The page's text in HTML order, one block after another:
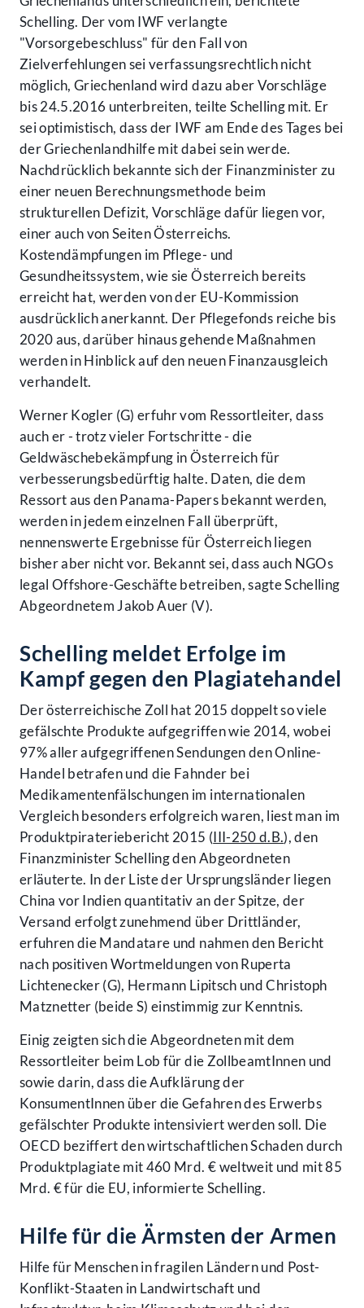
Schelling. Der vom IWF verlangte
"Vorsorgebeschluss" für den Fall von
Zielverfehlungen sei verfassungsrechtlich nicht
möglich, Griechenland wird dazu aber Vorschläge
bis 24.5.2016 unterbreiten, teilte Schelling mit. Er
sei optimistisch, dass der IWF am Ende des Tages bei
der Griechenlandhilfe mit dabei sein werde.
Nachdrücklich bekannte sich der Finanzminister zu
einer neuen Berechnungsmethode beim
strukturellen Defizit, Vorschläge dafür liegen vor,
einer auch von Seiten Österreichs.
Kostendämpfungen im Pflege- und
Gesundheitssystem, wie sie Österreich bereits
erreicht hat, werden von der EU-Kommission
ausdrücklich anerkannt. Der Pflegefonds reiche bis
2020 aus, darüber hinaus gehende Maßnahmen
werden in Hinblick auf den neuen Finanzausgleich
verhandelt.
Werner Kogler (G) erfuhr vom Ressortleiter, dass
auch er - trotz vieler Fortschritte - die
Geldwäschebekämpfung in Österreich für
verbesserungsbedürftig halte. Daten, die dem
Ressort aus den Panama-Papers bekannt werden,
werden in jedem einzelnen Fall überprüft,
nennenswerte Ergebnisse für Österreich liegen
bisher aber nicht vor. Bekannt sei, dass auch NGOs
legal Offshore-Geschäfte betreiben, sagte Schelling
Abgeordnetem Jakob Auer (V).
Schelling meldet Erfolge im
Kampf gegen den Plagiatehandel
Der österreichische Zoll hat 2015 doppelt so viele
gefälschte Produkte aufgegriffen wie 2014, wobei
97% aller aufgegriffenen Sendungen den Online-
Handel betrafen und die Fahnder bei
Medikamentenfälschungen im internationalen
Vergleich besonders erfolgreich waren, liest man im
Produktpirateriebericht 2015 (III-250 d.B.), den
Finanzminister Schelling den Abgeordneten
erläuterte. In der Liste der Ursprungsländer liegen
China vor Indien quantitativ an der Spitze, der
Versand erfolgt zunehmend über Drittländer,
erfuhren die Mandatare und nahmen den Bericht
nach positiven Wortmeldungen von Ruperta
Lichtenecker (G), Hermann Lipitsch und Christoph
Matznetter (beide S) einstimmig zur Kenntnis.
Einig zeigten sich die Abgeordneten mit dem
Ressortleiter beim Lob für die ZollbeamtInnen und
sowie darin, dass die Aufklärung der
KonsumentInnen über die Gefahren des Erwerbs
gefälschter Produkte intensiviert werden soll. Die
OECD beziffert den wirtschaftlichen Schaden durch
Produktplagiate mit 460 Mrd. € weltweit und mit 85
Mrd. € für die EU, informierte Schelling.
Hilfe für die Ärmsten der Armen
Hilfe für Menschen in fragilen Ländern und Post-
Konflikt-Staaten in Landwirtschaft und